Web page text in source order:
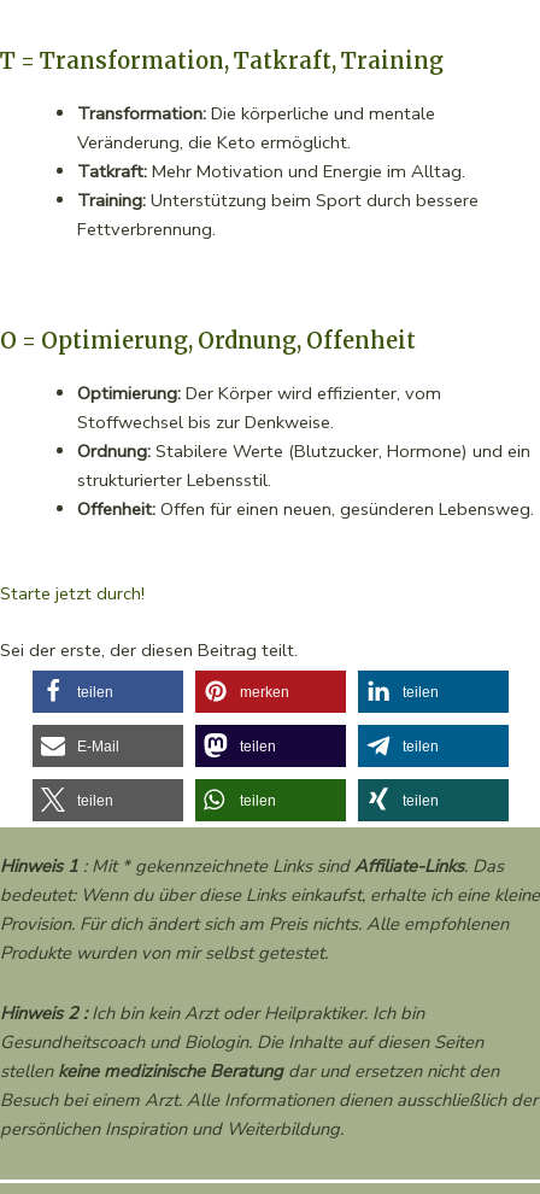
T = Transformation, Tatkraft, Training
Transformation:Die körperliche und mentale
Veränderung, die Keto ermöglicht.
Tatkraft:Mehr Motivation und Energie im Alltag.
Training:Unterstützung beim Sport durch bessere
Fettverbrennung.
O = Optimierung, Ordnung, Offenheit
Optimierung:Der Körper wird effizienter, vom
Stoffwechsel bis zur Denkweise.
Ordnung:Stabilere Werte (Blutzucker, Hormone) und ein
strukturierter Lebensstil.
Offenheit:Offen für einen neuen, gesünderen Lebensweg.
Starte jetzt durch!
Sei der erste, der diesen Beitrag teilt.
teilen merken teilen
E-Mail teilen teilen
teilen teilen teilen
Hinweis 1 : Mit * gekennzeichnete Links sindAffiliate-Links. Das
bedeutet: Wenn du über diese Links einkaufst, erhalte ich eine kleine
Provision. Für dich ändert sich am Preis nichts. Alle empfohlenen
Produkte wurden von mir selbst getestet.
Hinweis 2 :Ich bin kein Arzt oder Heilpraktiker. Ich bin
Gesundheitscoach und Biologin. Die Inhalte auf diesen Seiten
stellen keine medizinische Beratung dar und ersetzen nicht den
Besuch bei einem Arzt. Alle Informationen dienen ausschließlich der
persönlichen Inspiration und Weiterbildung.